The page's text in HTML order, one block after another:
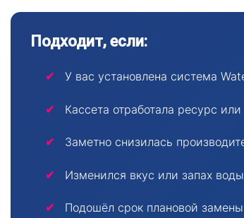
Подходит, если:
У вас установлена система
Кассета отработала ресурс
Заметно снизилась
Изменился вкус или запах воды
Подошёл срок плановой